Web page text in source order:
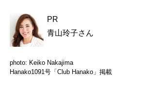
PR
青山玲子さん
photo: Keiko Nakajima
Hanako1091号「Club Hanako」掲載